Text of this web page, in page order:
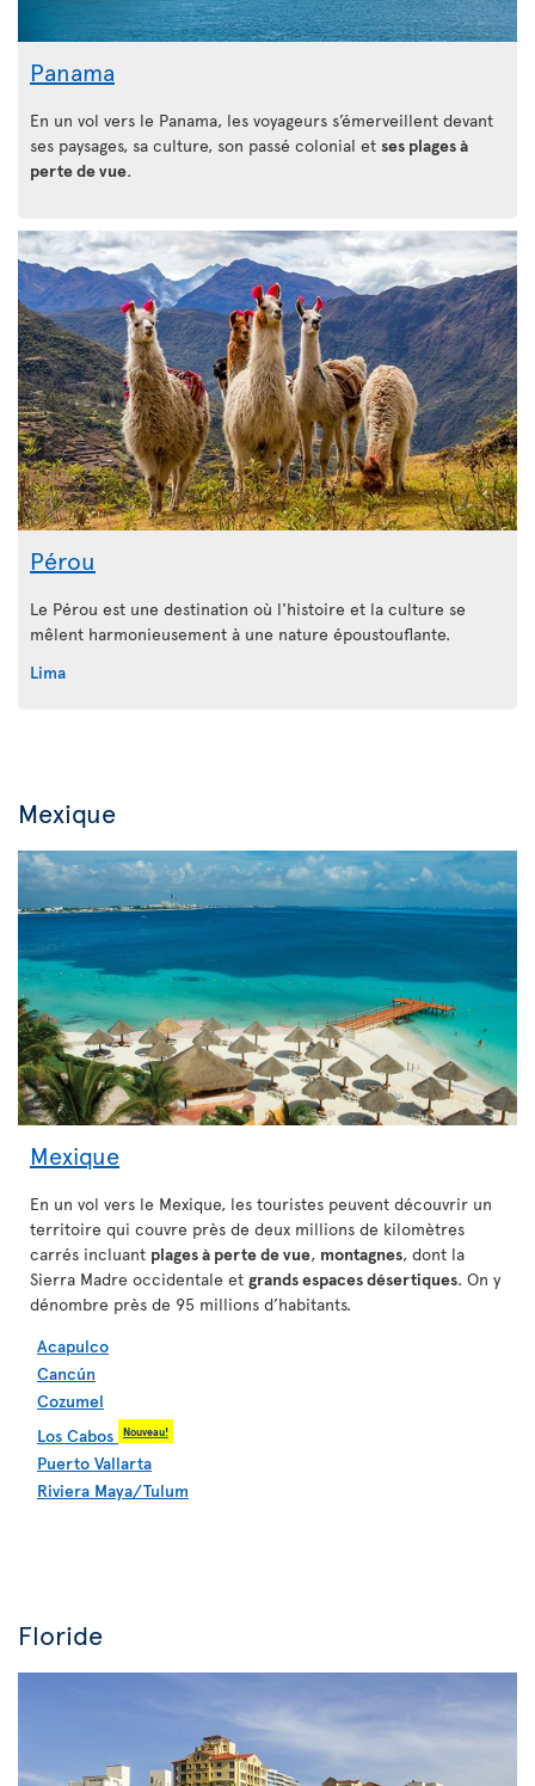
Panama
En un vol vers le Panama, les voyageurs s’émerveillent devant
ses paysages, sa culture, son passé colonial et ses plages à
perte de vue.
Pérou
Le Pérou est une destination où l'histoire et la culture se
mêlent harmonieusement à une nature époustouflante.
Lima
Mexique
Mexique
En un vol vers le Mexique, les touristes peuvent découvrir un
territoire qui couvre près de deux millions de kilomètres
carrés incluant plages à perte de vue, montagnes, dont la
Sierra Madre occidentale et grands espaces désertiques. On y
dénombre près de 95 millions d’habitants.
Acapulco
Cancún
Cozumel
Los Cabos
Nouveau!
Puerto Vallarta
Riviera Maya/Tulum
Floride